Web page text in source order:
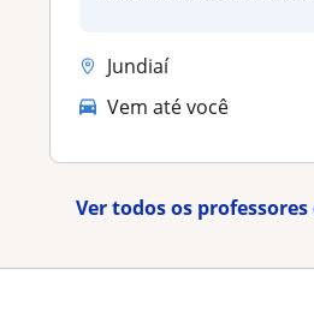
Jundiaí
Vem até você
Ver todos os